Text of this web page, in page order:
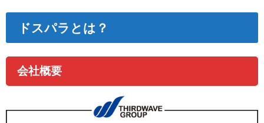
ドスパラとは？
会社概要